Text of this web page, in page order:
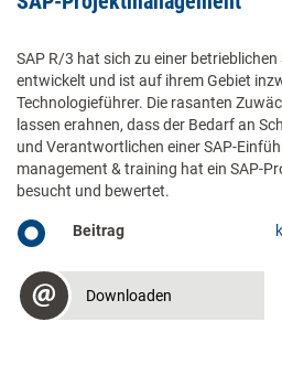
SAP R/3 hat sich zu einer
entwickelt und ist auf ihrem Gebiet
Technologieführer. Die rasanten
lassen erahnen, dass der Bedarf an
und Verantwortlichen einer SAP-
management & training hat ein SAP-
besucht und bewertet.
Beitrag
Downloaden